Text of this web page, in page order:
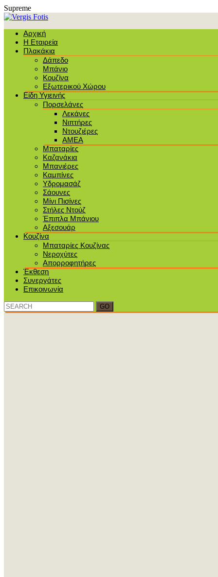
Supreme
Αρχική
Η Εταιρεία
Πλακάκια
Δάπεδο
Μπάνιο
Κουζίνα
Εξωτερικού Χώρου
Είδη Υγιεινής
Πορσελάνες
Λεκάνες
Νιπτήρες
Ντουζιέρες
ΑΜΕΑ
Μπαταρίες
Καζανάκια
Μπανιέρες
Καμπίνες
Υδρομασάζ
Σάουνες
Μίνι Πισίνες
Στήλες Ντούζ
Έπιπλα Μπάνιου
Αξεσουάρ
Κουζίνα
Μπαταρίες Κουζίνας
Νεροχύτες
Απορροφητήρες
Έκθεση
Συνεργάτες
Επικοινωνία
Search
for: